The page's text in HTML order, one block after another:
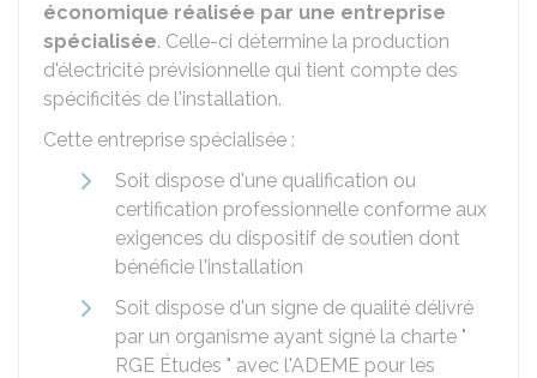
économique réalisée par une entreprise
spécialisée. Celle-ci détermine la production
d'électricité prévisionnelle qui tient compte des
spécificités de l'installation.
Cette entreprise spécialisée :
Soit dispose d'une qualification ou
certification professionnelle conforme aux
exigences du dispositif de soutien dont
bénéficie l'installation
Soit dispose d'un signe de qualité délivré
par un organisme ayant signé la charte "
RGE Études " avec l'ADEME pour les